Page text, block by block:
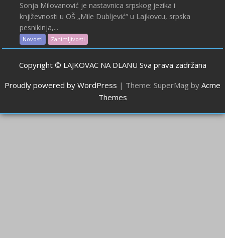
Sonja Milovanović je nastavnica srpskog jezika i
književnosti u OŠ „Mile Dubljević“ u Lajkovcu, srpska
pesnikinja,...
Novosti Zanimljivosti
Copyright © LAJKOVAC NA DLANU Sva prava zadržana
Proudly powered by WordPress | Theme: SuperMag by Acme
Themes